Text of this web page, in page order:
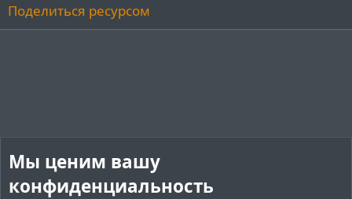
Поделиться ресурсом
Мы ценим вашу
конфиденциальность